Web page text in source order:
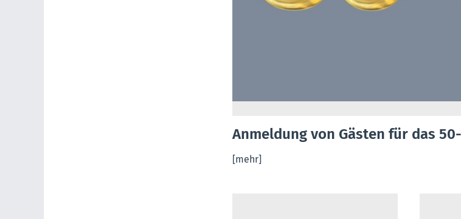
Anmeldung von Gästen für das
[mehr]